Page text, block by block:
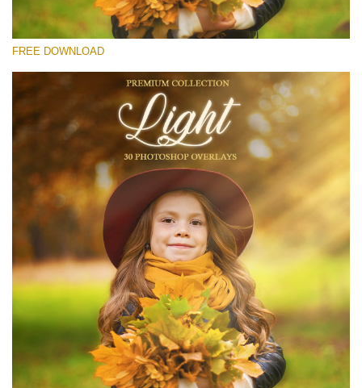
Light Overlays
(30 Overlays)
Sunlight Collection
(290 Overlays)
Large 6000*4000px
Entire Collection
(1783 Overlays)
Large 6000*4000px
Darmowe Pobieranie
FREE DOWNLOAD